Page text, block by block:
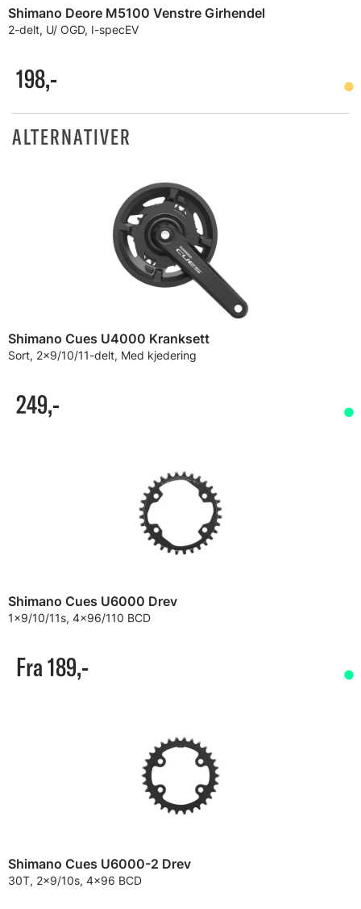
Shimano Deore M5100 Venstre Girhendel
2-delt, U/ OGD, I-specEV
198,-
ALTERNATIVER
Shimano Cues U4000 Kranksett
Sort, 2x9/10/11-delt, Med kjedering
249,-
Shimano Cues U6000 Drev
1x9/10/11s, 4x96/110 BCD
Fra 189,-
Shimano Cues U6000-2 Drev
30T, 2x9/10s, 4x96 BCD